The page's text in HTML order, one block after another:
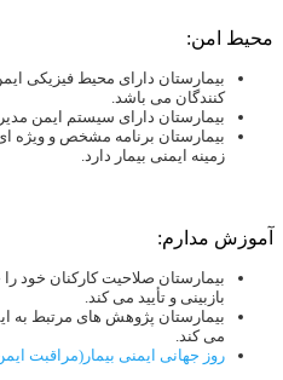
محیط امن:
بیمارستان دارای محیط فیزیکی
کنندگان می باشد.
بیمارستان دارای سیستم ایمن
بیمارستان برنامه مشخص و ویژه
زمینه ایمنی بیمار دارد.
آموزش مدارم:
بیمارستان صلاحیت کارکنان
بازبینی و تأیید می کند.
بیمارستان پژوهش های مرتبط به
می کند.
روز جهانی ایمنی بیمار(مراقبت